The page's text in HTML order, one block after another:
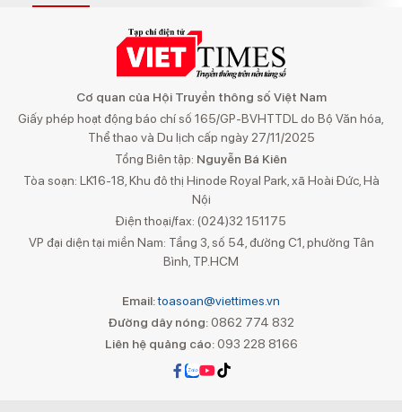
Cơ quan của Hội Truyền thông số Việt Nam
Giấy phép hoạt động báo chí số 165/GP-BVHTTDL do Bộ Văn hóa,
Thể thao và Du lịch cấp ngày 27/11/2025
Tổng Biên tập: Nguyễn Bá Kiên
Tòa soạn: LK16-18, Khu đô thị Hinode Royal Park, xã Hoài Đức, Hà
Nội
Điện thoại/fax: (024)32 151175
VP đại diện tại miền Nam: Tầng 3, số 54, đường C1, phường Tân
Bình, TP.HCM
Email:toasoan@viettimes.vn
Đường dây nóng: 0862 774 832
Liên hệ quảng cáo:093 228 8166